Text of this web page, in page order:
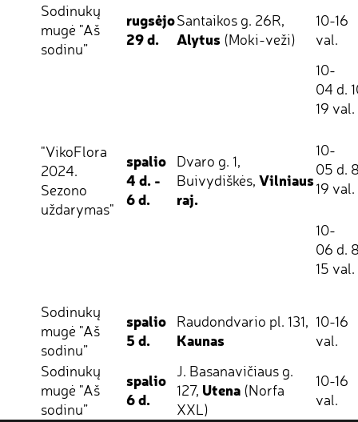
Sodinukų
mugė "Aš
sodinu”
rugsėjo
29 d.
Santaikos g. 26R,
Alytus (Moki-veži)
10-16
val.
"VikoFlora
2024.
Sezono
uždarymas"
spalio
4 d. -
6 d.
Dvaro g. 1,
Buivydiškės, Vilniaus
raj.
10-
04 d.
19 val.
10-
05 d.
19 val.
10-
06 d.
15 val.
Sodinukų
mugė "Aš
sodinu”
spalio
5 d.
Raudondvario pl. 131,
Kaunas
10-16
val.
Sodinukų
mugė "Aš
sodinu”
spalio
6 d.
J. Basanavičiaus g.
127, Utena (Norfa
XXL)
10-16
val.